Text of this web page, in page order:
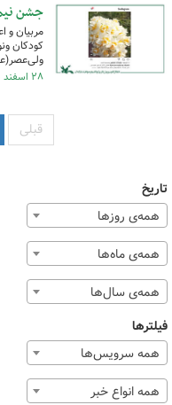
جشن
مربیان و
کودکان
۲۸ اسفند ۰۰ - ۱۴:۴۳
قبلی
تاریخ
همه‌ی روزها
همه‌ی ماه‌ها
همه‌ی سال‌ها
فیلترها
همه سرویس‌ها
همه انواع خبر